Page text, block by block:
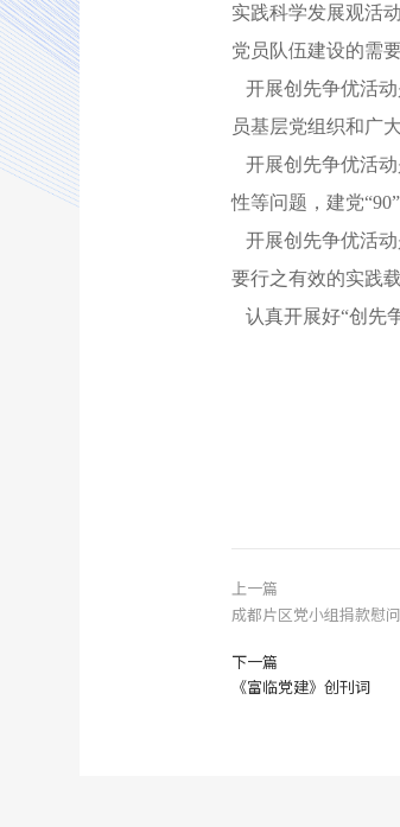
实践科学发展观活
党员队伍建设的需要
开展创先争优活
员基层党组织和广
开展创先争优活
性等问题，建党
开展创先争优活
要行之有效的实践
认真开展好“创先
上一篇
成都片区党小组捐款慰
下一篇
《富临党建》创刊词